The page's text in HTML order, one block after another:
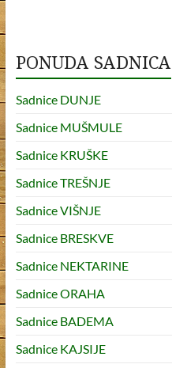
PONUDA SADNICA
Sadnice DUNJE
Sadnice MUŠMULE
Sadnice KRUŠKE
Sadnice TREŠNJE
Sadnice VIŠNJE
Sadnice BRESKVE
Sadnice NEKTARINE
Sadnice ORAHA
Sadnice BADEMA
Sadnice KAJSIJE